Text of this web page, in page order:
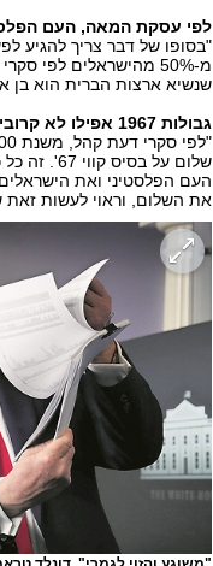
לפי עסקת המאה, העם
"בסופו של דבר צריך להגיע
שנשיא ארצות הברית הוא בן
גבולות 1967 אפילו לא קרובים להיות מה שרוב הציבור הישראלי מסכים אליו.
שלום על
העם הפלסטיני ואת
את השלום, וראוי לעשות